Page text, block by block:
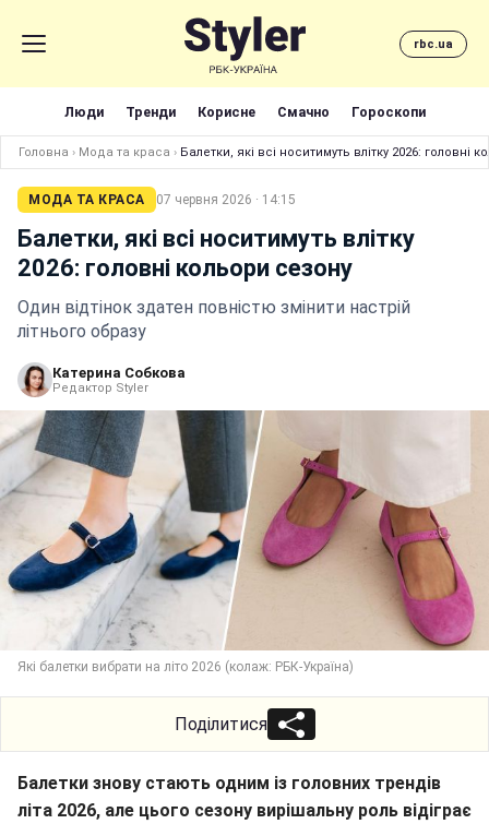
rbc.ua
Люди Тренди Корисне Смачно Гороскопи
Головна › Мода та краса › Балетки, які всі носитимуть влітку 2026: головні
МОДА ТА КРАСА 07 червня 2026 · 14:15
Балетки, які всі носитимуть влітку
2026: головні кольори сезону
Один відтінок здатен повністю змінити настрій
літнього образу
Катерина Собкова
Редактор Styler
Які балетки вибрати на літо 2026 (колаж: РБК-Україна)
Поділитися
Балетки знову стають одним із головних трендів
літа 2026, але цього сезону вирішальну роль відіграє